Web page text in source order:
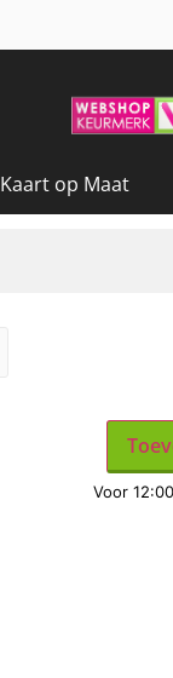
Kaart op Maat